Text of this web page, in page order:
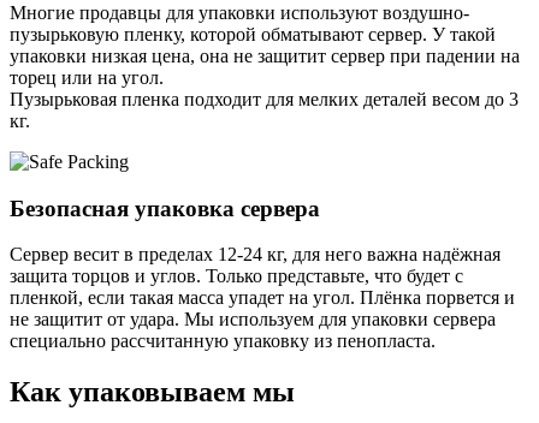
Многие продавцы для упаковки используют воздушно-
пузырьковую пленку, которой обматывают сервер. У такой
упаковки низкая цена, она не защитит сервер при падении на
торец или на угол.
Пузырьковая пленка подходит для мелких деталей весом до 3
кг.
Безопасная упаковка сервера
Сервер весит в пределах 12-24 кг, для него важна надёжная
защита торцов и углов. Только представьте, что будет с
пленкой, если такая масса упадет на угол. Плёнка порвется и
не защитит от удара. Мы используем для упаковки сервера
специально расcчитанную упаковку из пенопласта.
Как упаковываем мы